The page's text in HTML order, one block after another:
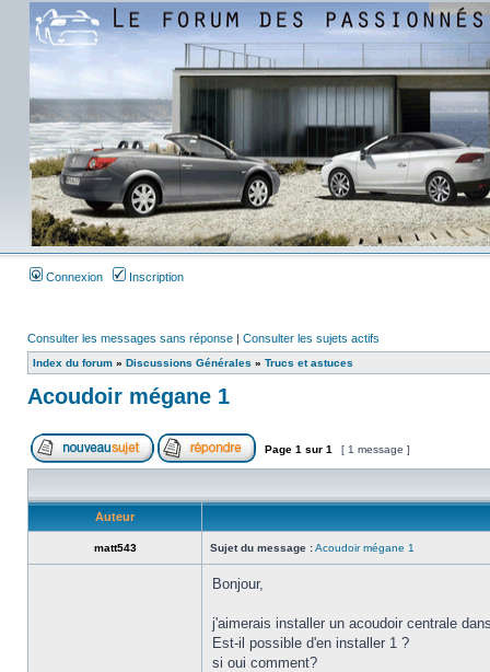
Connexion Inscription
Consulter les messages sans réponse | Consulter les sujets actifs
Index du forum » Discussions Générales » Trucs et astuces
Acoudoir mégane 1
Page 1 sur 1 [ 1 message ]
Auteur
matt543 Sujet du message :Acoudoir mégane 1
Bonjour,
j'aimerais installer un acoudoir centrale
Est-il possible d'en installer 1 ?
si oui comment?